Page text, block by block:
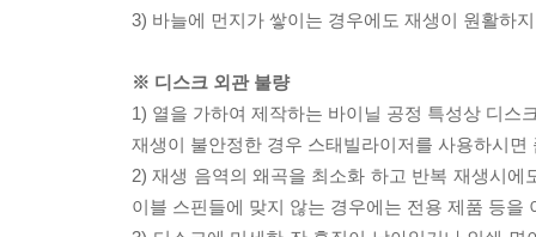
3) 바늘에 먼지가 쌓이는 경우에도 재생이 원활하
※ 디스크 외관 불량
1) 열을 가하여 제작하는 바이닐 공정 특성상 디스
재생이 불안정한 경우 스태빌라이저를 사용하시
2) 재생 음역의 왜곡을 최소화 하고 반복 재생시
이블 스핀들에 맞지 않는 경우에는 전용 제품 등